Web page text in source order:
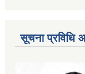
सूचना प्रविधि